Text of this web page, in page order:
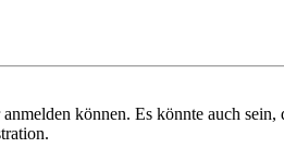
können. Es könnte auch sein,